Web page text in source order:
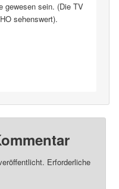
gewesen sein. (Die TV
sehenswert).
Erforderliche